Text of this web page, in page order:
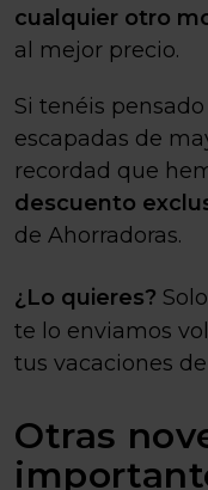
cualquier otro
al mejor precio.
Si tenéis
escapadas de
recordad que
descuento
de Ahorradoras.
¿Lo quieres?
te lo enviamos
tus vacaciones
Otras